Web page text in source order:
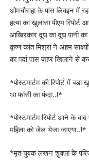
ओमचौराहा के पास लिवइन में
हत्या का खुलासा पीएम
आखिरकार दूध का दूध पानी का
कृष्ण कांत मिश्रा ने अहम
का पर्दा पास जहर खिलाने से
*पोस्टमार्टम की रिपोर्ट में
था फांसी का फंदा..!*
*पोस्टमार्टम रिपोर्ट आने के
महिला को जेल भेजा जाएगा..!*
*मृत युवक लखन शुक्ला के